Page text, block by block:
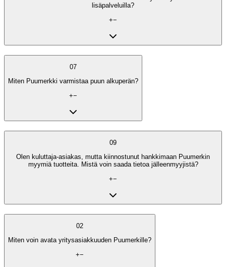
lisäpalveluilla?
+−
07
Miten Puumerkki varmistaa puun alkuperän?
+−
09
Olen kuluttaja-asiakas, mutta kiinnostunut hankkimaan Puumerkin
myymiä tuotteita. Mistä voin saada tietoa jälleenmyyjistä?
+−
02
Miten voin avata yritysasiakkuuden Puumerkille?
+−